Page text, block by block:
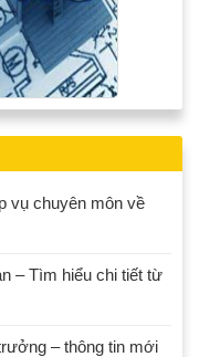
vụ chuyên môn về
– Tìm hiểu chi tiết từ
– thông tin mới